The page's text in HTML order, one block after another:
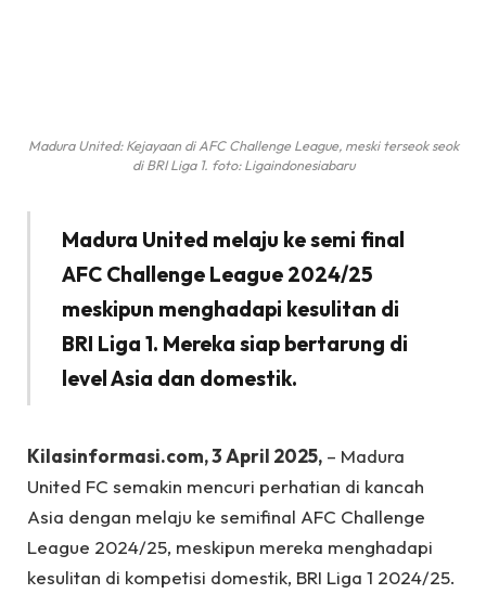
Madura United: Kejayaan di AFC Challenge League, meski terseok seok
di BRI Liga 1. foto: Ligaindonesiabaru
Madura United melaju ke semi final
AFC Challenge League 2024/25
meskipun menghadapi kesulitan di
BRI Liga 1. Mereka siap bertarung di
level Asia dan domestik.
Kilasinformasi.com, 3 April 2025, – Madura
United FC semakin mencuri perhatian di kancah
Asia dengan melaju ke semifinal AFC Challenge
League 2024/25, meskipun mereka menghadapi
kesulitan di kompetisi domestik, BRI Liga 1 2024/25.